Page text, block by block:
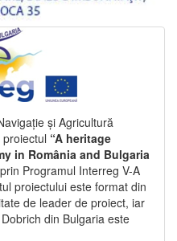
și Agricultură
“A heritage
in România and Bulgaria
Programul Interreg V-A
proiectului este format din
de leader de proiect, iar
din Bulgaria este